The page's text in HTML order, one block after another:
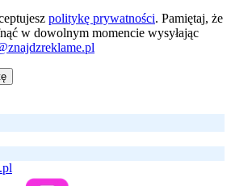
politykę prywatności. Pamiętaj, że
w dowolnym momencie wysyłając